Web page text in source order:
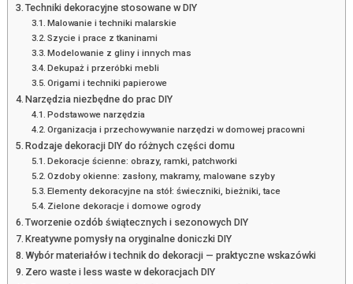
Techniki dekoracyjne stosowane w DIY
Malowanie i techniki malarskie
Szycie i prace z tkaninami
Modelowanie z gliny i innych mas
Dekupaż i przeróbki mebli
Origami i techniki papierowe
Narzędzia niezbędne do prac DIY
Podstawowe narzędzia
Organizacja i przechowywanie narzędzi w domowej pracowni
Rodzaje dekoracji DIY do różnych części domu
Dekoracje ścienne: obrazy, ramki, patchworki
Ozdoby okienne: zasłony, makramy, malowane szyby
Elementy dekoracyjne na stół: świeczniki, bieżniki, tace
Zielone dekoracje i domowe ogrody
Tworzenie ozdób świątecznych i sezonowych DIY
Kreatywne pomysły na oryginalne doniczki DIY
Wybór materiałów i technik do dekoracji — praktyczne wskazówki
Zero waste i less waste w dekoracjach DIY